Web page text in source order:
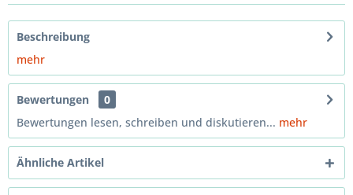
Beschreibung
mehr
Bewertungen
0
Bewertungen lesen, schreiben und diskutieren... mehr
Ähnliche Artikel